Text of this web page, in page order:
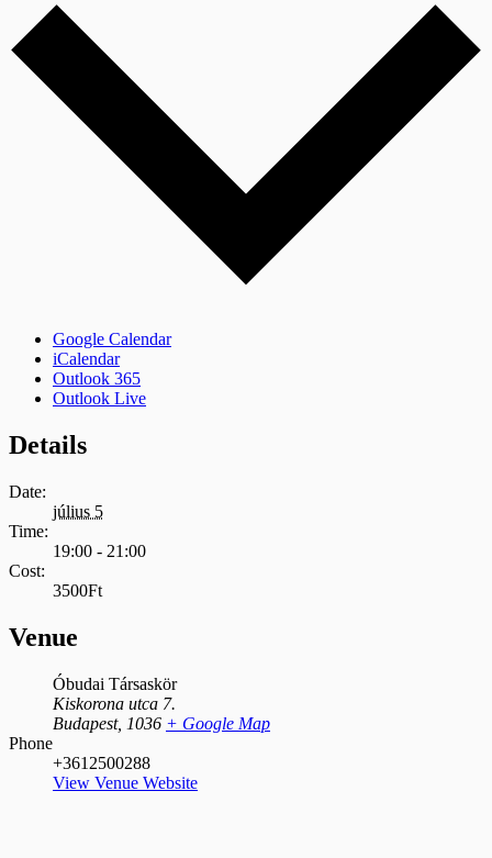
Google Calendar
iCalendar
Outlook 365
Outlook Live
Details
Date:
július 5
Time:
19:00 - 21:00
Cost:
3500Ft
Venue
Óbudai Társaskör
Kiskorona utca 7.
Budapest, 1036 + Google Map
Phone
+3612500288
View Venue Website